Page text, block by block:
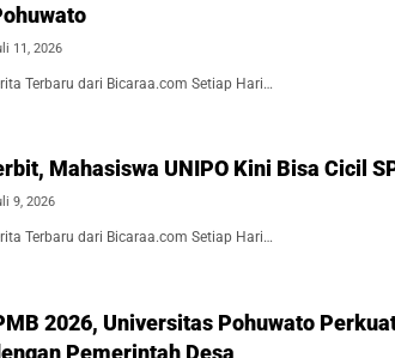
11, 2026
Terbaru dari Bicaraa.com Setiap Hari…
Mahasiswa UNIPO Kini Bisa Cicil
9, 2026
Terbaru dari Bicaraa.com Setiap Hari…
2026, Universitas Pohuwato
Pemerintah Desa